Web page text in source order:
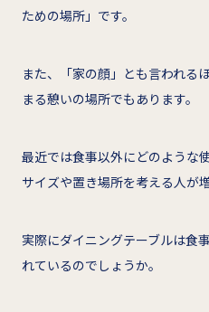
ための場所」です。
また、「家の顔」とも言われる
まる憩いの場所でもあります。
最近では食事以外にどのような
サイズや置き場所を考える人が
実際にダイニングテーブルは食
れているのでしょうか。